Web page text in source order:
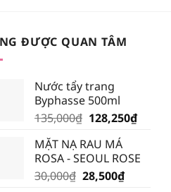
ĐƯỢC QUAN TÂM
Nước tẩy trang
Byphasse 500ml
135,000₫ Giá
là:
135,000₫.
128,250₫Giá
là:
MẶT NẠ RAU MÁ
ROSA - SEOUL ROSE
30,000₫ Giá
28,500₫Giá